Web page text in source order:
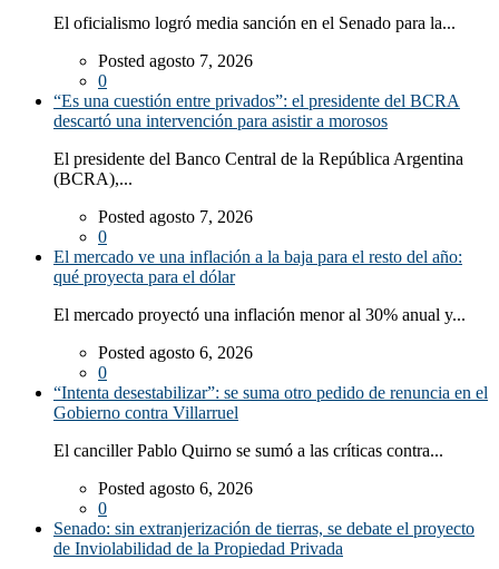
El oficialismo logró media sanción en el Senado para la...
Posted agosto 7, 2026
0
“Es una cuestión entre privados”: el presidente del BCRA
descartó una intervención para asistir a morosos
El presidente del Banco Central de la República Argentina
(BCRA),...
Posted agosto 7, 2026
0
El mercado ve una inflación a la baja para el resto del año:
qué proyecta para el dólar
El mercado proyectó una inflación menor al 30% anual y...
Posted agosto 6, 2026
0
“Intenta desestabilizar”: se suma otro pedido de renuncia en el
Gobierno contra Villarruel
El canciller Pablo Quirno se sumó a las críticas contra...
Posted agosto 6, 2026
0
Senado: sin extranjerización de tierras, se debate el proyecto
de Inviolabilidad de la Propiedad Privada